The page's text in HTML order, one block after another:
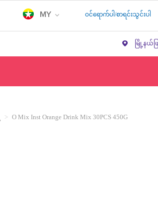
MY ဝင်ရောက်ပါ/စာရင်းသွင်းပါ
မြို့နယ်ဖ
O Mix Inst Orange Drink Mix 30PCS 450G